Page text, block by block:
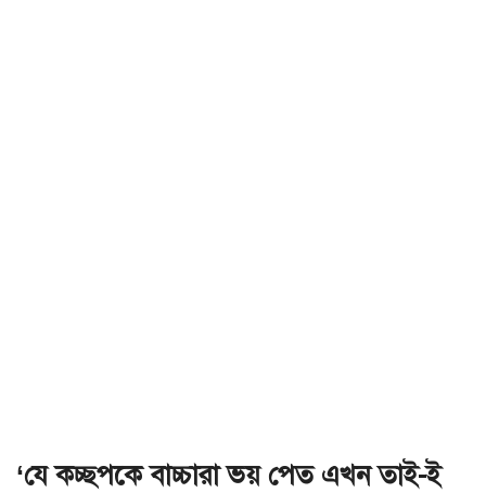
‘যে কচ্ছপকে বাচ্চারা ভয় পেত এখন তাই-ই